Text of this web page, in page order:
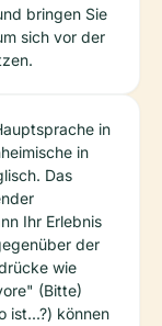
bringen Sie
sich vor der
in
in
Das
Ihr Erlebnis
der
wie
(Bitte)
ist...?) können